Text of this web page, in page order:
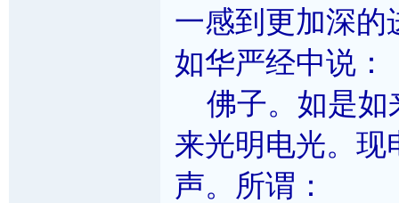
一感到更加深的
如华严经中说：
佛子。如是如
来光明电光。现
声。所谓：